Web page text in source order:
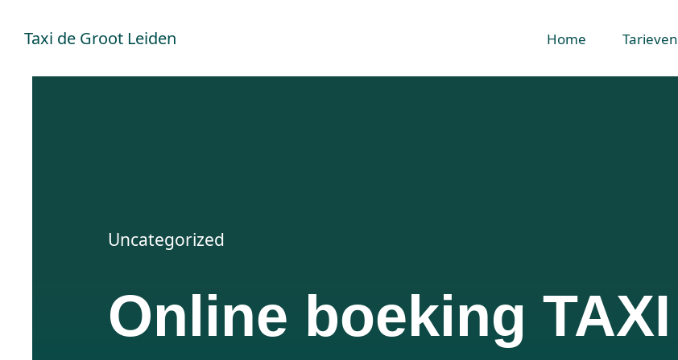
naar
inhoud
Taxi de Groot Leiden Home Tarieven
Uncategorized
Online boeking TAXI